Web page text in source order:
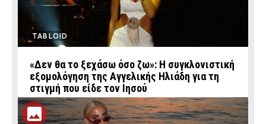
TABLOID
«Δεν θα το ξεχάσω όσο ζω»: Η συγκλονιστική
εξομολόγηση της Αγγελικής Ηλιάδη για τη
στιγμή που είδε τον Ιησού